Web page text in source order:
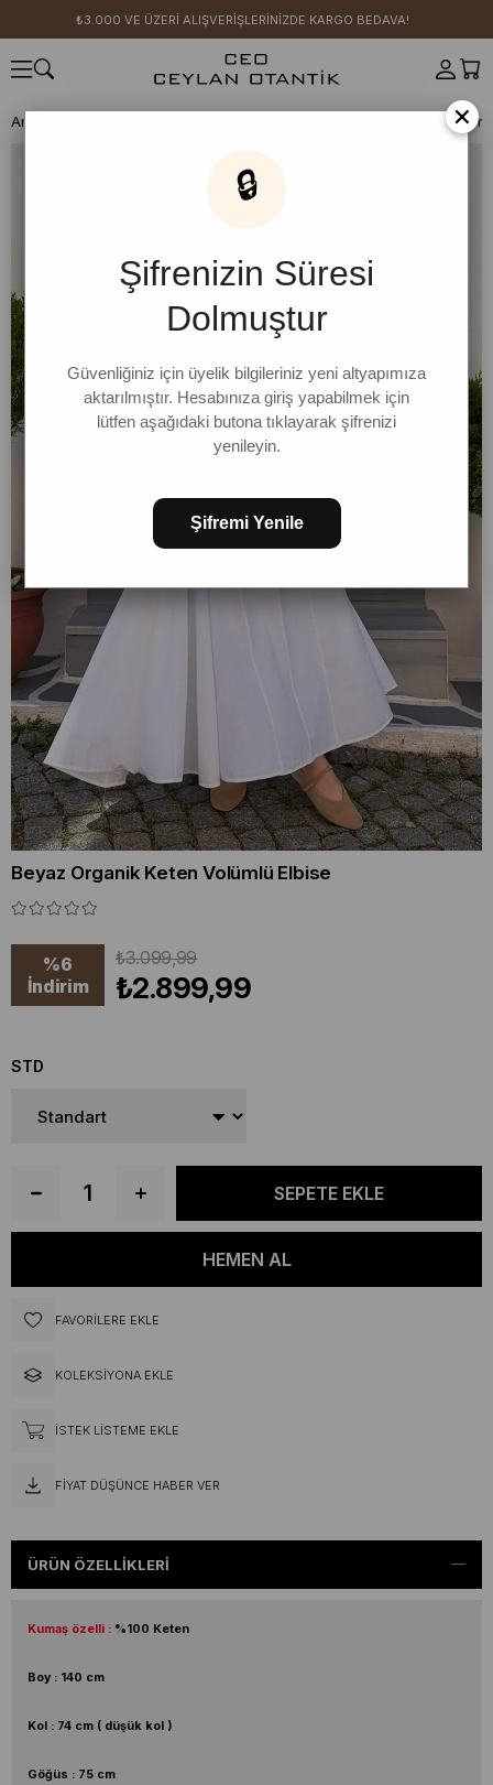
₺3.000 VE ÜZERİ ALIŞVERİŞLERİNİZDE KARGO BEDAVA!
Anasayfa Beyaz Organik Keten
Beyaz Organik Keten Volümlü Elbise
%6
İndirim
₺3.099,99
₺2.899,99
STD
FAVORILERE EKLE
KOLEKSIYONA EKLE
İSTEK LISTEME EKLE
FIYAT DÜŞÜNCE HABER VER
ÜRÜN ÖZELLIKLERI
Kumaş özelli : %100 Keten
Boy : 140 cm
Kol : 74 cm ( düşük kol )
Göğüs : 75 cm
×
🔒
Şifrenizin Süresi
Dolmuştur
Güvenliğiniz için üyelik bilgileriniz yeni altyapımıza
aktarılmıştır. Hesabınıza giriş yapabilmek için
lütfen aşağıdaki butona tıklayarak şifrenizi
yenileyin.
Şifremi Yenile